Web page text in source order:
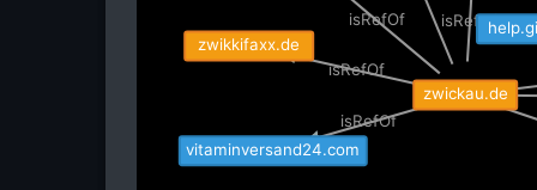
isRefOf
isRefOf
isRefOf
isRefOf
zwickau.de
vitaminversand24.com
zwikkifaxx.de